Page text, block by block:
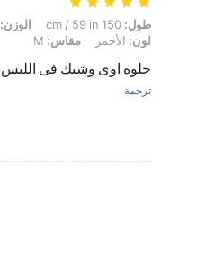
طول: 150 cm / 59 in, الوزن: 47 kg / 104 lbs, الوركين: 105 cm / 41 in, الخصر: 80 cm / 31 in, تمثال نصفي: 80 cm / 31 in, لون: الأحمر, مقاس: M
طول: الوزن:
لون: الأحمر مقاس:
حلوه اوى وشيك فى اللبس
ترجمة